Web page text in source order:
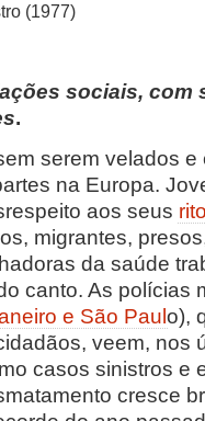
(1977)
sociais, com
.
serem velados e
na Europa.
aos seus
migrantes,
da saúde
canto. As polícias
e São Paul o),
veem, nos
casos sinistros e
cresce